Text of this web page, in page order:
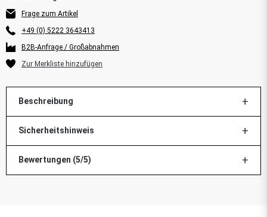
Frage zum Artikel
+49 (0) 5222 3643413
B2B-Anfrage / Großabnahmen
Beschreibung
Sicherheitshinweis
Bewertungen (5/5)